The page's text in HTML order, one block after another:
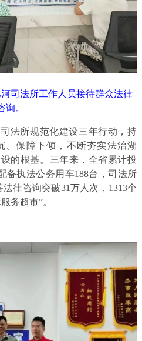
司法所工作人员接待群众法律
询。
法所规范化建设三年行动，持
、保障下倾，不断夯实法治湖
的根基。三年来，全省累计投
备执法公务用车188台，司法所
律咨询突破31万人次，1313个
务超市”。